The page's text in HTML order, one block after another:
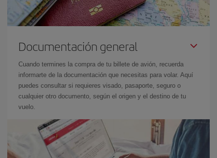
Documentación general
Cuando termines la compra de tu billete de avión, recuerda
informarte de la documentación que necesitas para volar. Aquí
puedes consultar si requieres visado, pasaporte, seguro o
cualquier otro documento, según el origen y el destino de tu
vuelo.